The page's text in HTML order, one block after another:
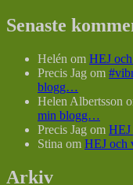
Senaste
Helén om HEJ
Precis Jag om
blogg…
Helen Albertsson
min blogg…
Precis Jag om
Stina om HEJ och
Arkiv